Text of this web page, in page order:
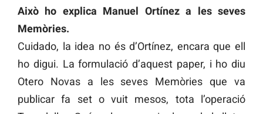
Això ho explica Manuel Ortínez a les seves
Memòries.
Cuidado, la idea no és d’Ortínez, encara que ell
ho digui. La formulació d’aquest paper, i ho diu
Otero Novas a les seves Memòries que va
publicar fa set o vuit mesos, tota l’operació